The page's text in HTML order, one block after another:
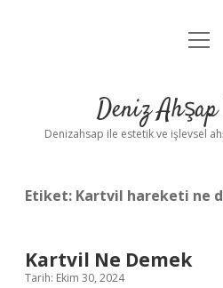
Anasayfa
Yasal
Deniz Ahşap
Denizahsap ile estetik ve işlevsel
Etiket: Kartvil hareketi ne
Kartvil Ne Demek
Tarih: Ekim 30, 2024